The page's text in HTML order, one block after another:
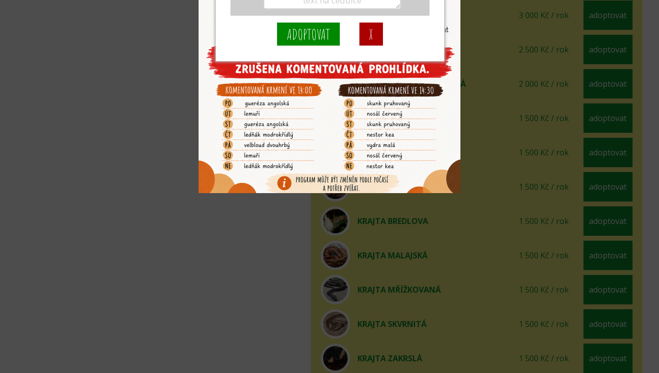
KOSMAN BĚLOVOUSÝ 3 000 Kč / rok adoptovat
2 500 Kč / rok adoptovat
KOZA HOLANDSKÁ ZAKRSLÁ 2 000 Kč / rok adoptovat
KRAJTA ALBERTISOVA 1 500 Kč / rok adoptovat
KRAJTA AMETYSTOVÁ 1 500 Kč / rok adoptovat
KRAJTA BORNEJSKÁ 1 500 Kč / rok adoptovat
KRAJTA BREDLOVA 1 500 Kč / rok adoptovat
KRAJTA MALAJSKÁ 1 500 Kč / rok adoptovat
KRAJTA MŘÍŽKOVANÁ 1 500 Kč / rok adoptovat
KRAJTA SKVRNITÁ 1 500 Kč / rok adoptovat
KRAJTA ZAKRSLÁ 1 500 Kč / rok adoptovat